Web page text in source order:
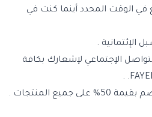
الوقت المحدد أينما كنت في
الإئتمانية .
الإجتماعي لإشعارك بكافة
المنتجات .